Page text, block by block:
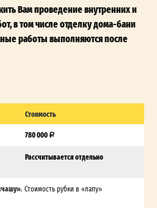
Вам проведение внутренних и
в том числе отделку дома-бани
работы выполняются после
Стоимость
780 000
Рассчитывается отдельно
. Стоимость рубки в «лапу»